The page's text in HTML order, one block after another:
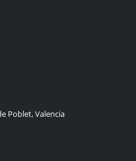
Poblet, Valencia